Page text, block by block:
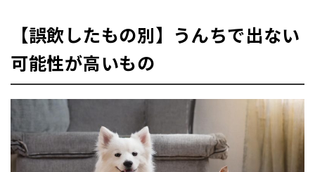
【誤飲したもの別】うんちで出ない
可能性が高いもの